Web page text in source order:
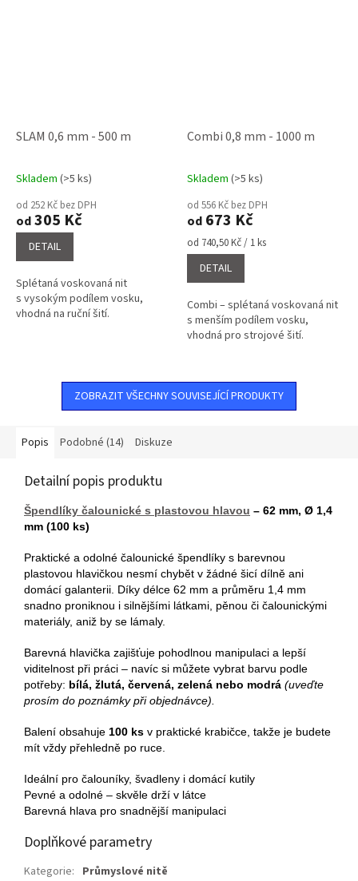
SLAM 0,6 mm - 500 m
Průměrné
hodnocení
produktu
je
4,0
hvězdiček.
Skladem (>5 ks)
od 252 Kč bez DPH
od305 Kč
DETAIL
Splétaná voskovaná nit
s vysokým podílem vosku,
vhodná na ruční šití.
Combi 0,8 mm - 1000 m
Průměrné
hodnocení
produktu
je
4,7
z
hvězdiček.
Skladem (>5 ks)
od 556 Kč bez DPH
od 673 Kč
Měrná
cena:
od 740,50 Kč / 1 ks
DETAIL
Combi – splétaná voskovaná nit
s menším podílem vosku,
vhodná pro strojové šití.
ZOBRAZIT VŠECHNY SOUVISEJÍCÍ PRODUKTY
Popis Podobné (14) Diskuze
Detailní popis produktu
Špendlíky čalounické s plastovou hlavou – 62 mm, Ø 1,4
mm (100 ks)
Praktické a odolné čalounické špendlíky s barevnou
plastovou hlavičkou nesmí chybět v žádné šicí dílně ani
domácí galanterii. Díky délce 62 mm a průměru 1,4 mm
snadno proniknou i silnějšími látkami, pěnou či čalounickými
materiály, aniž by se lámaly.
Barevná hlavička zajišťuje pohodlnou manipulaci a lepší
viditelnost při práci – navíc si můžete vybrat barvu podle
potřeby: bílá, žlutá, červená, zelená nebo modrá (uveďte
prosím do poznámky při objednávce).
Balení obsahuje 100 ks v praktické krabičce, takže je budete
mít vždy přehledně po ruce.
Ideální pro čalouníky, švadleny i domácí kutily
Pevné a odolné – skvěle drží v látce
Barevná hlava pro snadnější manipulaci
Doplňkové parametry
Kategorie: Průmyslové nitě